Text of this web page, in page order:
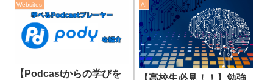
Websites
【Podcastからの学びを
AI
【高校生必見！！】勉強